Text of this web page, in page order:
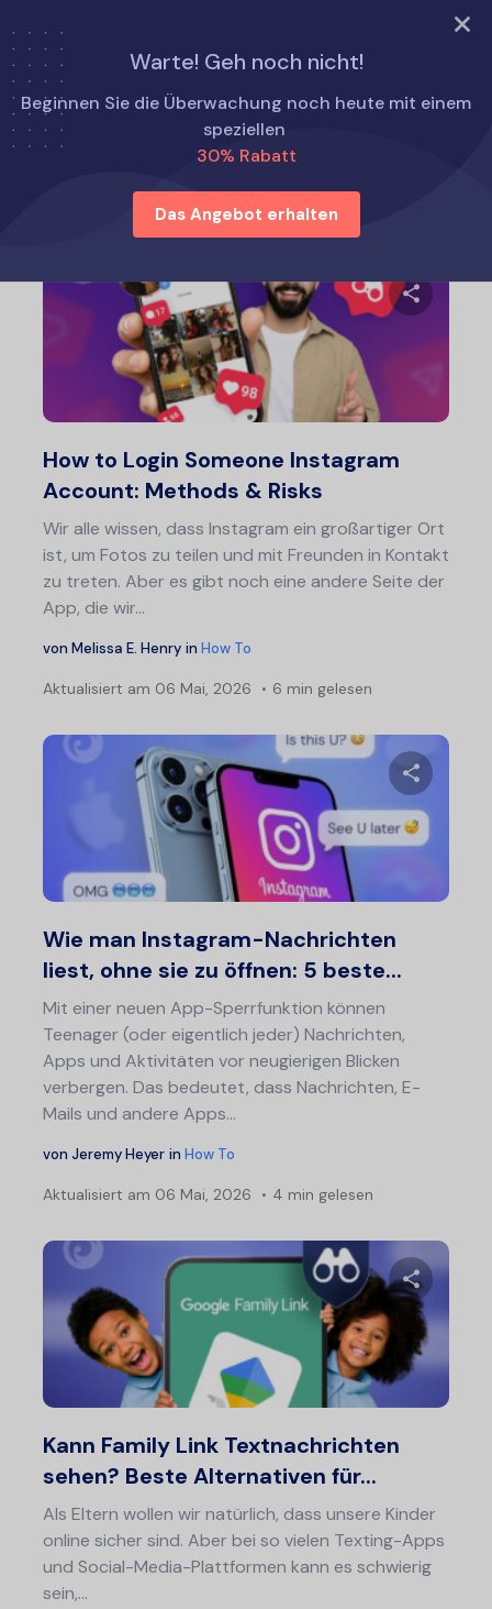
TRY NOW
Warte! Geh noch nicht!
Beginnen Sie die Überwachung noch heute mit einem
speziellen
30% Rabatt
Das Angebot erhalten
Startseite Wie man
Wie man
How to Login Someone Instagram
Account: Methods & Risks
Wir alle wissen, dass Instagram ein großartiger Ort
ist, um Fotos zu teilen und mit Freunden in Kontakt
zu treten. Aber es gibt noch eine andere Seite der
App, die wir...
von Melissa E. Henry in How To
Aktualisiert am 06 Mai, 2026 6 min gelesen
Diesen
Wie man Instagram-Nachrichten
liest, ohne sie zu öffnen: 5 beste...
Mit einer neuen App-Sperrfunktion können
Teenager (oder eigentlich jeder) Nachrichten,
Apps und Aktivitäten vor neugierigen Blicken
verbergen. Das bedeutet, dass Nachrichten, E-
Mails und andere Apps...
von Jeremy Heyer in How To
Aktualisiert am 06 Mai, 2026 4 min gelesen
Kann Family Link Textnachrichten
sehen? Beste Alternativen für...
Als Eltern wollen wir natürlich, dass unsere Kinder
online sicher sind. Aber bei so vielen Texting-Apps
und Social-Media-Plattformen kann es schwierig
sein,...